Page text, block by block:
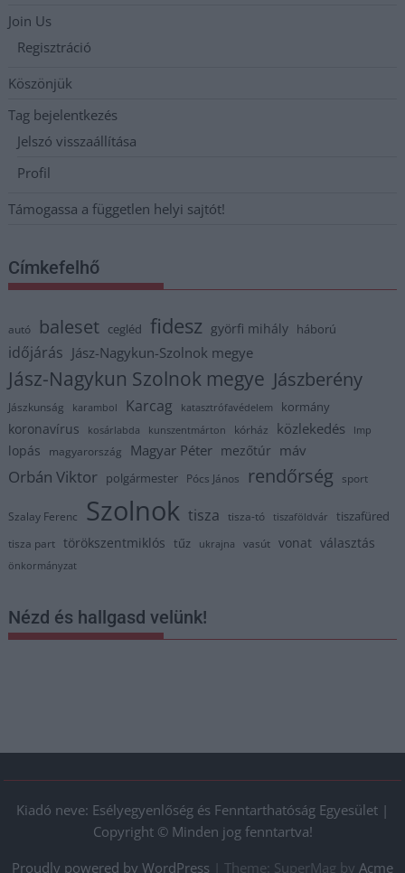
Join Us
Regisztráció
Köszönjük
Tag bejelentkezés
Jelszó visszaállítása
Profil
Támogassa a független helyi sajtót!
Címkefelhő
autó baleset cegléd fidesz györfi mihály háború
időjárás Jász-Nagykun-Szolnok megye
Jász-Nagykun Szolnok megye Jászberény
Jászkunság karambol Karcag katasztrófavédelem kormány
koronavírus kosárlabda kunszentmárton kórház közlekedés lmp
lopás magyarország Magyar Péter mezőtúr máv
Orbán Viktor polgármester Pócs János rendőrség sport
Szalay Ferenc Szolnok tisza tisza-tó tiszaföldvár tiszafüred
tisza part törökszentmiklós tűz ukrajna vasút vonat választás
önkormányzat
Nézd és hallgasd velünk!
Kiadó neve: Esélyegyenlőség és Fenntarthatóság Egyesület |
Copyright © Minden jog fenntartva!
Proudly powered by WordPress
Theme: SuperMag by Acme